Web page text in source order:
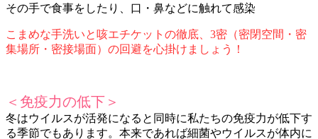
その手で食事をしたり、口・鼻などに触れて感染
こまめな手洗いと咳エチケットの徹底、3密（密閉空間・密
集場所・密接場面）の回避を心掛けましょう！
＜免疫力の低下＞
冬はウイルスが活発になると同時に私たちの免疫力が低下す
る季節でもあります。本来であれば細菌やウイルスが体内に